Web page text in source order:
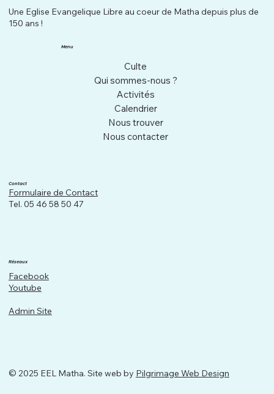
Une Eglise Evangelique Libre au coeur de Matha depuis plus de
150 ans !
Menu
Culte
Qui sommes-nous ?
Activités
Calendrier
Nous trouver
Nous contacter
Contact
Formulaire de Contact
Tel. 05 46 58 50 47
Réseaux
Facebook
Youtube
Admin Site
© 2025 EEL Matha. Site web by Pilgrimage Web Design